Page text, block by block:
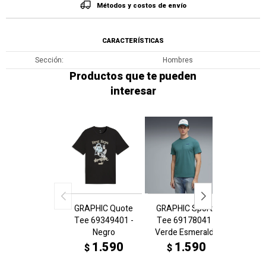
Métodos y costos de envío
CARACTERÍSTICAS
Sección Hombres
Productos que te pueden
interesar
GRAPHIC Quote
Tee 69349401 -
Negro
$ 1.590
GRAPHIC Sports
Tee 69178041 -
Verde Esmeralda
$ 1.590